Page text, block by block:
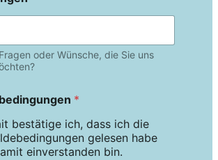
oder Wünsche, die Sie uns
*
bestätige ich, dass ich die
gelesen habe
einverstanden bin.